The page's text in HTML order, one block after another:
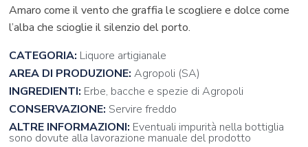
Amaro come il vento che graffia le scogliere e dolce come
l’alba che scioglie il silenzio del porto.
CATEGORIA: Liquore artigianale
AREA DI PRODUZIONE:Agropoli (SA)
INGREDIENTI: Erbe, bacche e spezie di Agropoli
CONSERVAZIONE: Servire freddo
ALTRE INFORMAZIONI: Eventuali impurità nella bottiglia
sono dovute alla lavorazione manuale del prodotto